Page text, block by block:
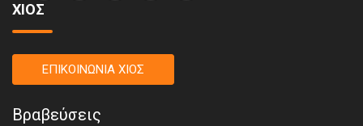
ΧΙΟΣ
ΕΠΙΚΟΙΝΩΝΙΑ ΧΙΟΣ
Βραβεύσεις